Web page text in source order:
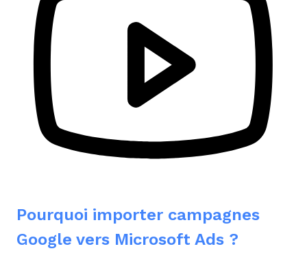
Pourquoi importer campagnes
Google vers Microsoft Ads ?